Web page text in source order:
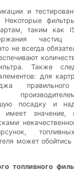
и
таким как
частиц
не всегда
Также
для
посадку и
имеет значение,
может
топливного